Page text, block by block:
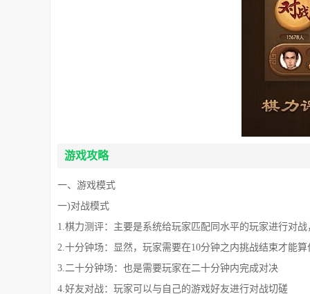
游戏攻略
一、游戏模式
一)对战模式
1.棋力测评：主要是系统给玩家匹配同水平的玩家进行对
2.十分钟场：显然，玩家需要在10分钟之内挑战结束才能算
3.二十分钟场：也是需要玩家在二十分钟内完成对决
4.好友对战：玩家可以与自己的游戏好友进行对战切磋